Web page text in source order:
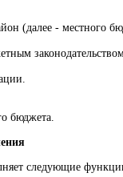
(далее - местного
бюджета.
следующие